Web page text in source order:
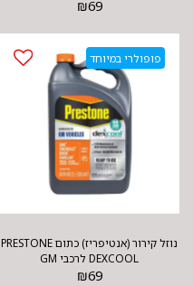
לשימוש
₪69
פופולרי במיוחד
נוזל קירור (אנטיפריז) כתום PRESTONE
DEXCOOL לרכבי GM
₪69